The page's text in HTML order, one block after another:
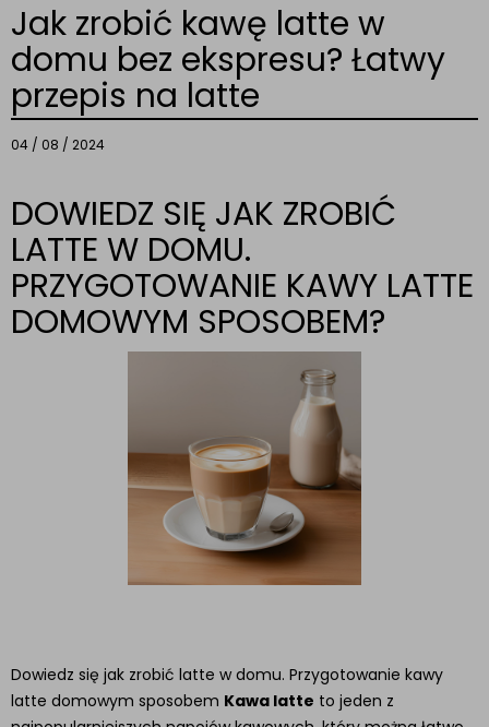
Jak zrobić kawę latte w
domu bez ekspresu? Łatwy
przepis na latte
04 / 08 / 2024
DOWIEDZ SIĘ JAK ZROBIĆ
LATTE W DOMU.
PRZYGOTOWANIE KAWY LATTE
DOMOWYM SPOSOBEM?
Dowiedz się jak zrobić latte w domu. Przygotowanie kawy
latte domowym sposobem Kawa latte to jeden z